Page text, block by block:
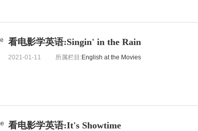
看电影学英语:Singin' in the Rain
2021-01-11 所属栏目:English at the Movies
看电影学英语:It's Showtime